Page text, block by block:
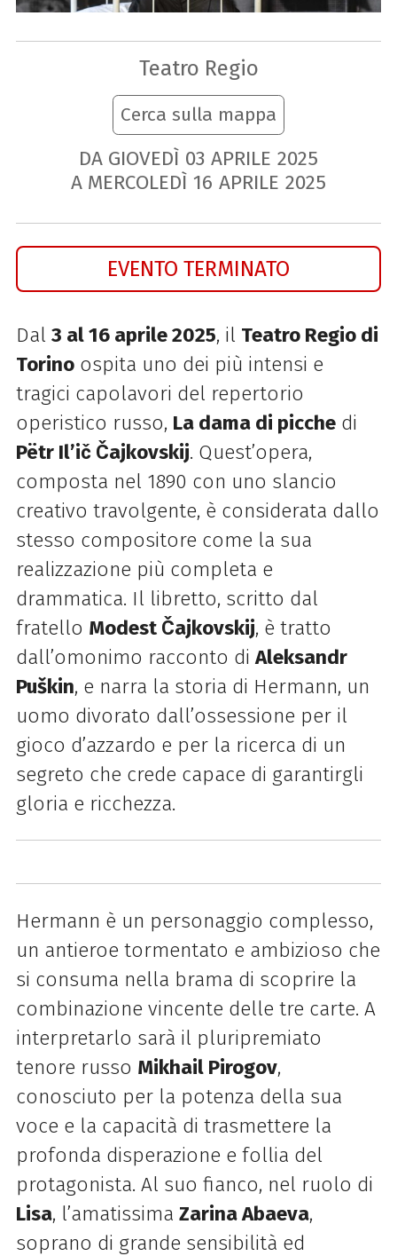
Teatro Regio
Cerca sulla mappa
DA GIOVEDÌ 03 APRILE 2025
A MERCOLEDÌ 16 APRILE 2025
EVENTO TERMINATO
Dal 3 al 16 aprile 2025, il Teatro Regio di
Torinoospita uno dei più intensi e
tragici capolavori del repertorio
operistico russo, La dama di picchedi
Pëtr Il’ič Čajkovskij. Quest’opera,
composta nel 1890 con uno slancio
creativo travolgente, è considerata dallo
stesso compositore come la sua
realizzazione più completa e
drammatica. Il libretto, scritto dal
fratello Modest Čajkovskij, è tratto
dall’omonimo racconto diAleksandr
Puškin, e narra la storia di Hermann, un
uomo divorato dall’ossessione per il
gioco d’azzardo e per la ricerca di un
segreto che crede capace di garantirgli
gloria e ricchezza.
Hermann è un personaggio complesso,
un antieroe tormentato e ambizioso che
si consuma nella brama di scoprire la
combinazione vincente delle tre carte. A
interpretarlo sarà il pluripremiato
tenore russo Mikhail Pirogov,
conosciuto per la potenza della sua
voce e la capacità di trasmettere la
profonda disperazione e follia del
protagonista. Al suo fianco, nel ruolo di
Lisa, l’amatissima Zarina Abaeva,
soprano di grande sensibilità ed